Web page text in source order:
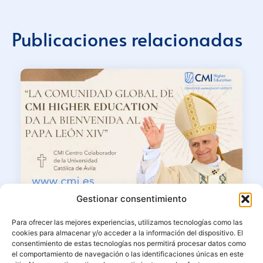
Gestionar consentimiento
Para ofrecer las mejores experiencias, utilizamos tecnologías como las
cookies para almacenar y/o acceder a la información del dispositivo. El
consentimiento de estas tecnologías nos permitirá procesar datos como
el comportamiento de navegación o las identificaciones únicas en este
Publicaciones relacionadas
La comunidad de CMI Higher
Education presencia el paso de Su
Santidad el Papa León XIV por el